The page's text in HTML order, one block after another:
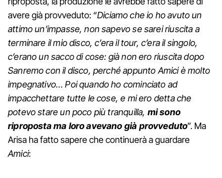
avere già provveduto: “Diciamo che io ho avuto un
attimo un’impasse, non sapevo se sarei riuscita a
terminare il mio disco, c’era il tour, c’era il singolo,
c’erano un sacco di cose: già non ero riuscita dopo
Sanremo con il disco, perché appunto Amici è molto
impegnativo… Poi quando ho cominciato ad
impacchettare tutte le cose, e mi ero detta che
potevo stare un poco più tranquilla, mi sono
riproposta ma loro avevano già provveduto”. Ma
Arisa ha fatto sapere che continuerà a guardare
Amici: